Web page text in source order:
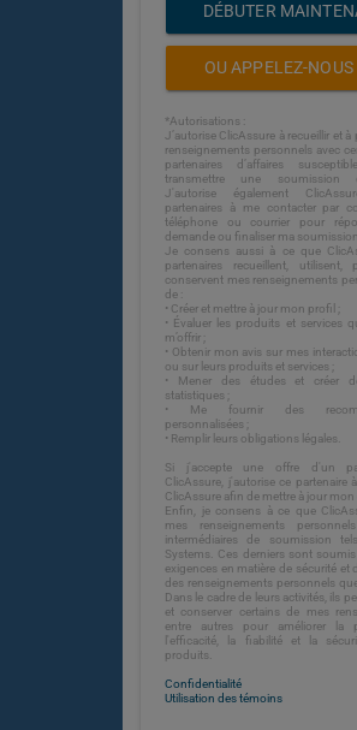
DÉBUTER
OU APPELEZ-NOUS
*Autorisations :
J’autorise ClicAssure à recueillir et à
renseignements personnels avec
partenaires d’affaires
transmettre une soumission
J'autorise également
partenaires à me contacter par
téléphone ou courrier pour
demande ou finaliser ma soumission.
Je consens aussi à ce que
partenaires recueillent, utilisent,
conservent mes renseignements
de :
• Créer et mettre à jour mon profil ;
• Évaluer les produits et services
m’offrir ;
• Obtenir mon avis sur mes
ou sur leurs produits et services ;
• Mener des études et créer
statistiques ;
• Me fournir des
personnalisées ;
• Remplir leurs obligations légales.
Si j'accepte une offre d'un
ClicAssure, j'autorise ce partenaire
ClicAssure afin de mettre à jour mon
Enfin, je consens à ce que
mes renseignements
intermédiaires de soumission tels
Systems. Ces derniers sont
exigences en matière de sécurité et
des renseignements personnels
Dans le cadre de leurs activités, ils
et conserver certains de mes
entre autres pour améliorer la
l'efficacité, la fiabilité et la
produits.
Confidentialité
Utilisation des témoins